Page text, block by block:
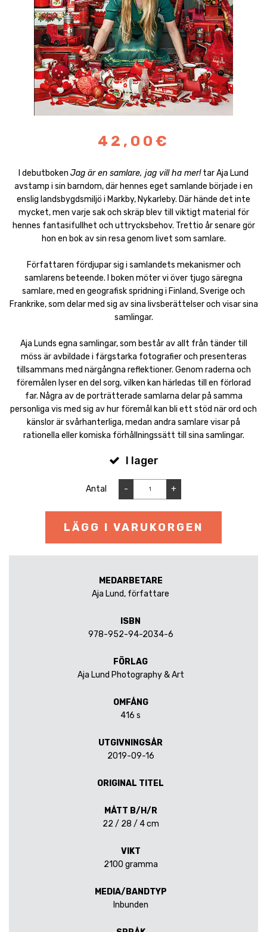
42,00€
I debutboken Jag är en samlare, jag vill ha mer!tar Aja Lund
avstamp i sin barndom, där hennes eget samlande började i en
enslig landsbygdsmiljö i Markby, Nykarleby. Där hände det inte
mycket, men varje sak och skräp blev till viktigt material för
hennes fantasifullhet och uttrycksbehov. Trettio år senare gör
hon en bok av sin resa genom livet som samlare.
Författaren fördjupar sig i samlandets mekanismer och
samlarens beteende. I boken möter vi över tjugo säregna
samlare, med en geografisk spridning i Finland, Sverige och
Frankrike, som delar med sig av sina livsberättelser och visar sina
samlingar.
Aja Lunds egna samlingar, som består av allt från tänder till
möss är avbildade i färgstarka fotografier och presenteras
tillsammans med närgångna reflektioner. Genom raderna och
föremålen lyser en del sorg, vilken kan härledas till en förlorad
far. Några av de porträtterade samlarna delar på samma
personliga vis med sig av hur föremål kan bli ett stöd när ord och
känslor är svårhanterliga, medan andra samlare visar på
rationella eller komiska förhållningssätt till sina samlingar.
I lager
Antal - +
LÄGG I VARUKORGEN
MEDARBETARE
Aja Lund, författare
ISBN
978-952-94-2034-6
FÖRLAG
Aja Lund Photography & Art
OMFÅNG
416 s
UTGIVNINGSÅR
2019-09-16
ORIGINAL TITEL
MÅTT B/H/R
22 / 28 / 4 cm
VIKT
2100 gramma
MEDIA/BANDTYP
Inbunden